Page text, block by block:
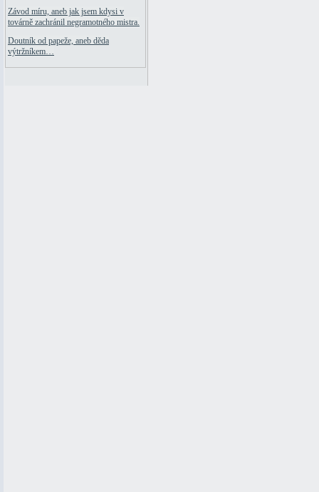
Závod míru, aneb jak jsem kdysi v
továrně zachránil negramotného mistra.
Doutník od papeže, aneb děda
výtržníkem…